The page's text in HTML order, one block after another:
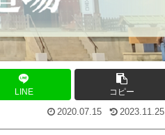
LINE コピー
2020.07.15 2023.11.25